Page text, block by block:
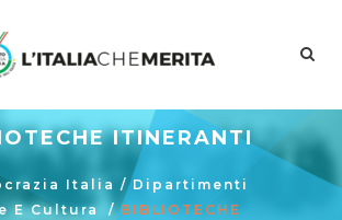
ITINERANTI
Italia /Dipartimenti
E Cultura /BIBLIOTECHE